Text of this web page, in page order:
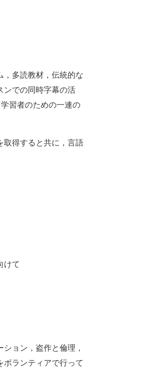
，多読教材，伝統的な
ンでの同時字幕の活
習者のための一連の
取得すると共に，言語
けて
ョン，盗作と倫理，
ボランティアで行って